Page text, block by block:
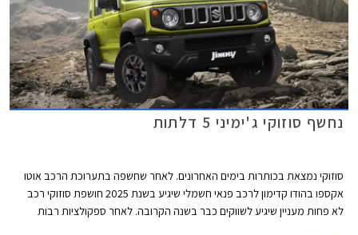
נחשף סוזוקי ג'ימיני 5 דלתות
סוזוקי נמצאת בכותרות בימים האחרונים. לאחר שחשפה בתערוכת הרכב אוטו
אקספו בהודו קדימון לרכב פנאי חשמלי שיגיע בשנת 2025 חושפת סוזוקי רכב
לא פחות מעניין שיגיע לשווקים כבר בשנה הקרובה. לאחר ספקולציות רבות